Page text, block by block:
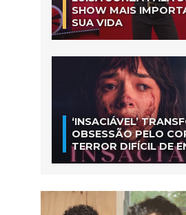
SHOW MAIS
SUA VIDA
‘INSACIÁVEL’
OBSESSÃO PELO
TERROR DIFÍCIL DE